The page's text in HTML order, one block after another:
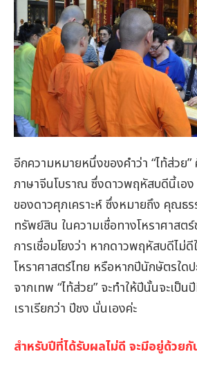
อีกความหมายหนึ่งของคำว่า “ไท้ส่วย
ภาษาจีนโบราณ ซึ่งดาวพฤหัสบดีนี้เอง
ของดาวศุภเคราะห์ ซึ่งหมายถึง คุณธ
ทรัพย์สิน ในความเชื่อทางโหราศาสต
การเชื่อมโยงว่า หากดาวพฤหัสบดีไม่ดี
โหราศาสตร์ไทย หรือหากปีนักษัตรใด
จากเทพ “ไท้ส่วย” จะทำให้ปีนั้นจะเป็
เราเรียกว่า ปีชง นั่นเองค่ะ
สำหรับปีที่ได้รับผลไม่ดี จะมีอยู่ด้วย